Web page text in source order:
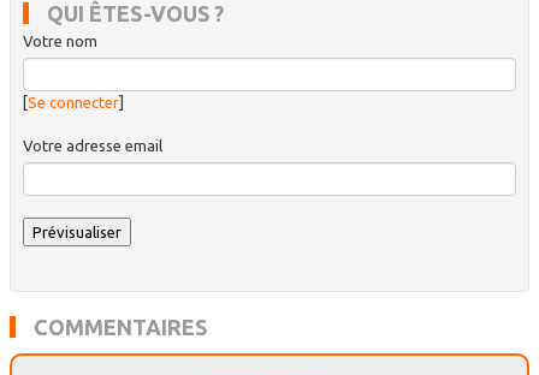
QUI ÊTES-VOUS ?
Votre nom
Se connecter]
Votre adresse email
COMMENTAIRES